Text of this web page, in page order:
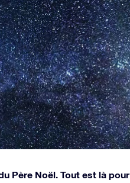
Père Noël. Tout est là pour